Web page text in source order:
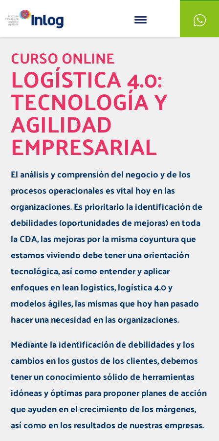
CURSO ONLINE
LOGÍSTICA 4.0:
TECNOLOGÍA Y
AGILIDAD
EMPRESARIAL
El análisis y comprensión del negocio y de los
procesos operacionales es vital hoy en las
organizaciones.Es prioritario la identificación de
debilidades (oportunidades de mejoras) en toda
la CDA, las mejoras por la misma coyuntura que
estamos viviendo debe tener una orientación
tecnológica, así como entender y aplicar
enfoques en lean logistics, logística 4.0 y
modelos ágiles, las mismas que hoy han pasado
hacer una necesidad en las organizaciones.
Mediante la identificación de debilidades y los
cambios en los gustos de los clientes, debemos
tener un conocimiento sólido de herramientas
idóneas y óptimas para proponer planes de acción
que ayuden en el crecimiento de los márgenes,
así como en los resultados de nuestras empresas.